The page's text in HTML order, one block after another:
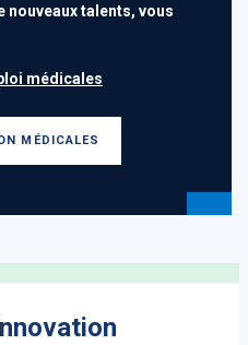
public.
une qualité de soin la plus
nouveaux talents, vous
médicales
MÉDICALES